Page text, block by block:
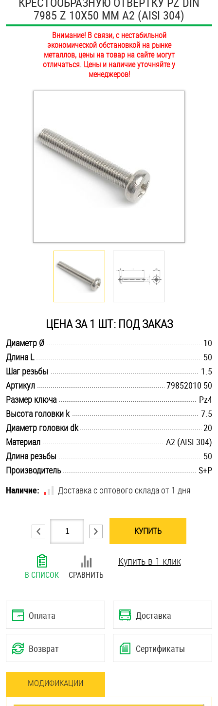
ОПЛАТА И ДОСТАВКА
НАШИ МАГАЗИНЫ
Втулки
Дюбели
Дюймовый крепёж
Инструмент
Крюки, кольца с метрической резьбой
Крюки, кольца с шурупной резьбой
Оснастка и аксессуары для яхт
Саморезы и шурупы
Стопорные кольца
Такелаж
Хомуты
Шайбы
Шпильки
Шплинты
Штифты и пальцы
7985 Z 10Х50 ММ А2 (AISI 304)
Внимание! В связи, с нестабильной
экономической обстановкой на рынке
металлов, цены на товар на сайте могут
отличаться. Цены и наличие уточняйте у
менеджеров!
ЦЕНА ЗА 1 ШТ: ПОД ЗАКАЗ
Диаметр Ø
10
Длина L
50
Шаг резьбы
1.5
Артикул
79852010 50
Размер ключа
Pz4
Высота головки k
7.5
Диаметр головки dk
20
Материал
А2 (AISI 304)
Длина резьбы
50
Производитель
S+P
Наличие:
Доставка с оптового склада от 1 дня
КУПИТЬ
В СПИСОК СРАВНИТЬ
Купить в 1 клик
Оплата Доставка
Возврат Сертификаты
МОДИФИКАЦИИ